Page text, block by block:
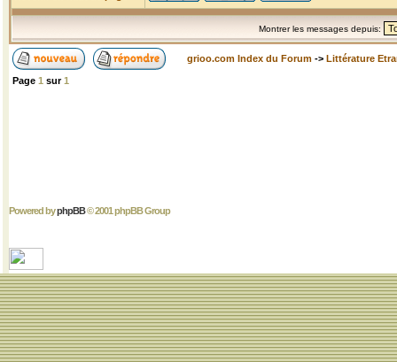
Montrer les messages depuis:
grioo.com Index du Forum -> Littérature
Page 1 sur1
Powered byphpBB© 2001 phpBB Group